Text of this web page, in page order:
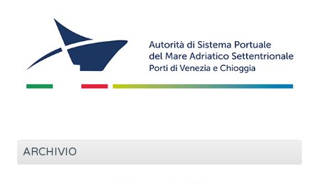
ARCHIVIO